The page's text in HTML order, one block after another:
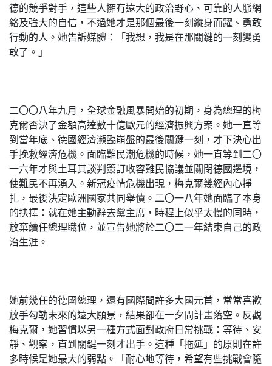
德的競爭對手，這些人擁有遠大的政治野心、可靠的人脈網
絡及強大的自信，不過她才是那個最後一刻縱身而躍、勇敢
行動的人。她告訴媒體：「我想，我是在那關鍵的一刻變勇
敢了。」
二〇〇八年九月，全球金融風暴開始的初期，身為總理的梅
克爾否決了金額高達數十億歐元的經濟振興方案。她一直等
到當年底、德國經濟瀕臨崩盤的最後關鍵一刻，才下決心出
手挽救經濟危機。面臨難民潮危機的時候，她一直等到二〇
一六年才與土耳其談判簽訂收容難民協議並關閉德國邊境，
使難民不再湧入。新冠疫情危機出現，梅克爾幾經內心掙
扎，最後決定歐洲國家共同舉債。二〇一八年她面臨了本身
的抉擇：就在她主動辭去黨主席，時程上似乎太慢的同時，
放棄續任總理職位，並宣告她將於二〇二一年結束自己的政
治生涯。
她前幾任的德國總理，還有國際間許多大國元首，常常喜歡
放手勾勒未來的遠大願景，結果卻在一夕間計畫落空。反觀
梅克爾，她習慣以另一種方式面對政府日常挑戰：等待、安
靜、觀察，直到關鍵一刻才出手。這種「拖延」的原則在許
多時候是她最大的弱點。「耐心地等待，希望有些挑戰會隨